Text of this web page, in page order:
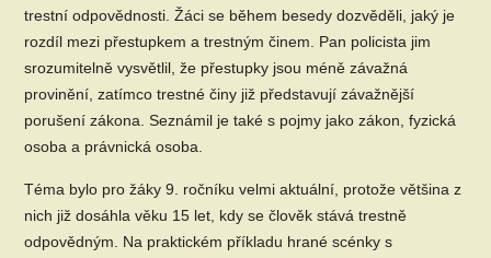
trestní odpovědnosti. Žáci se během besedy dozvěděli, jaký je
rozdíl mezi přestupkem a trestným činem. Pan policista jim
srozumitelně vysvětlil, že přestupky jsou méně závažná
provinění, zatímco trestné činy již představují závažnější
porušení zákona. Seznámil je také s pojmy jako zákon, fyzická
osoba a právnická osoba.
Téma bylo pro žáky 9. ročníku velmi aktuální, protože většina z
nich již dosáhla věku 15 let, kdy se člověk stává trestně
odpovědným. Na praktickém příkladu hrané scénky s